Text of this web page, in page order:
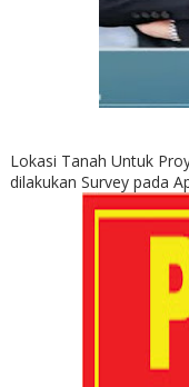
Lokasi Tanah Untuk
dilakukan Survey pada